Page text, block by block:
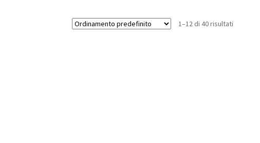
1–12 di 40 risultati